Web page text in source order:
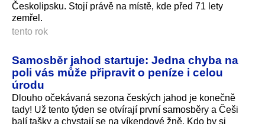
Českolipsku. Stojí právě na místě, kde před 71 lety
zemřel.
tento rok
Samosběr jahod startuje: Jedna chyba na
poli vás může připravit o peníze i celou
úrodu
Dlouho očekávaná sezona českých jahod je konečně
tady! Už tento týden se otvírají první samosběry a Češi
balí tašky a chystají se na víkendové žně. Kdo by si